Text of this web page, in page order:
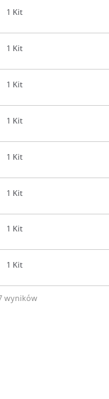
1 Kit
1 Kit
1 Kit
1 Kit
1 Kit
1 Kit
1 Kit
1 Kit
wyników